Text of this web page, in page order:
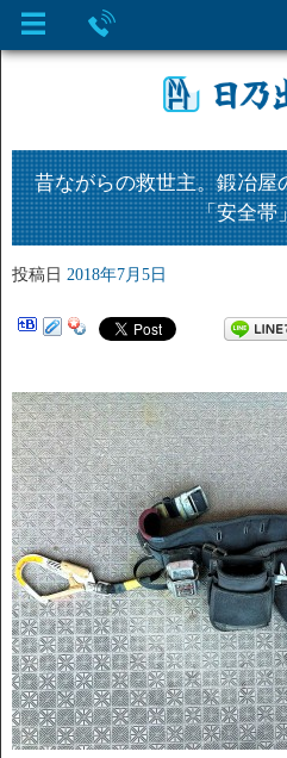
昔ながらの救世主。鍛冶屋
「安全帯
投稿日 2018年7月5日